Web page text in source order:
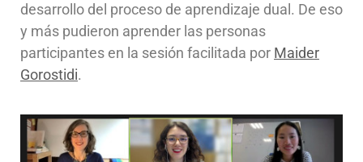
desarrollo del proceso de aprendizaje dual. De eso
y más pudieron aprender las personas
participantes en la sesión facilitada por Maider
Gorostidi.